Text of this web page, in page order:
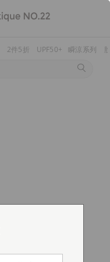
2件5折 UPF50+ 瞬涼系列